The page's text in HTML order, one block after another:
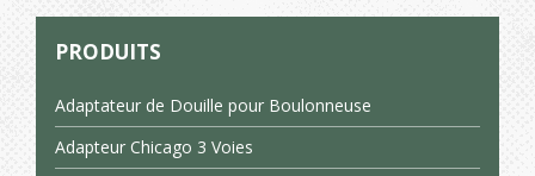
PRODUITS
Adaptateur de Douille pour Boulonneuse
Adapteur Chicago 3 Voies